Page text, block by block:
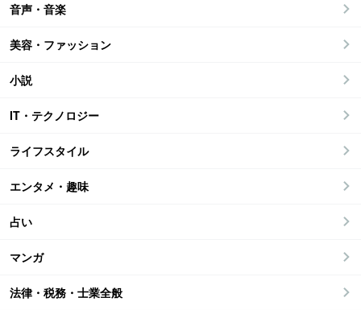
音声・音楽
美容・ファッション
小説
IT・テクノロジー
ライフスタイル
エンタメ・趣味
占い
マンガ
法律・税務・士業全般